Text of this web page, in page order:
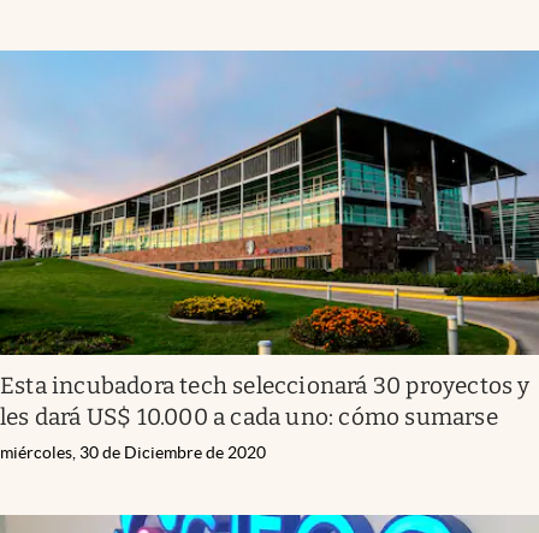
Esta incubadora tech seleccionará 30 proyectos y
les dará US$ 10.000 a cada uno: cómo sumarse
miércoles, 30 de Diciembre de 2020